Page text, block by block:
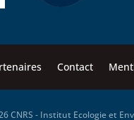
Contact
CNRS ‐ Institut Ecologie et